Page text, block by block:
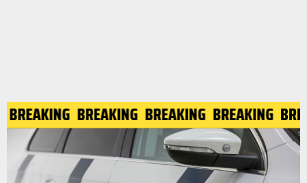
BREAKING BREAKING BREAKING BREAKING